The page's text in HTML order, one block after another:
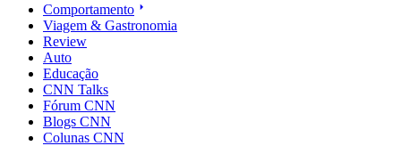
Comportamento
Viagem & Gastronomia
Review
Auto
Educação
CNN Talks
Fórum CNN
Blogs CNN
Colunas CNN